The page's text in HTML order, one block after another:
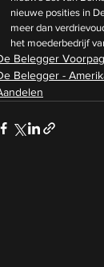
nieuwe posities in
meer dan
het moederbedrijf
Belegger
Belegger -